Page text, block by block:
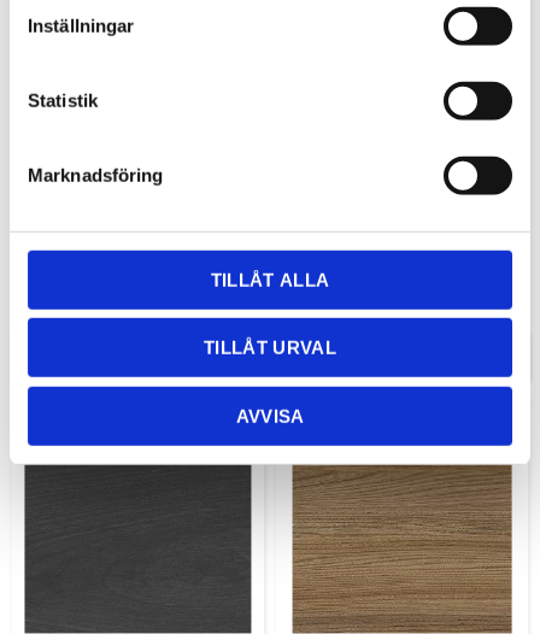
Inställningar
Statistik
Marknadsföring
TILLÅT ALLA
TILLÅT URVAL
AVVISA
Laminatbänkskivor i 20 och 30 mm
tjocklek och stänkskydd i ca 12
Laminatbänkskivor i 20, 30 och 40
mm tjocklek och stänkskydd ca 12